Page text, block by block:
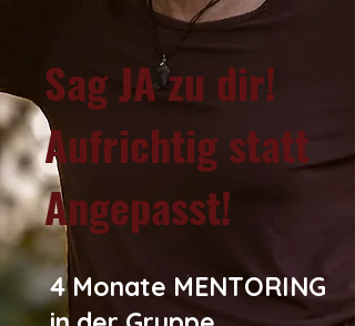
Sag JA zu dir!
Aufrichtig statt
Angepasst!
4 Monate MENTORING